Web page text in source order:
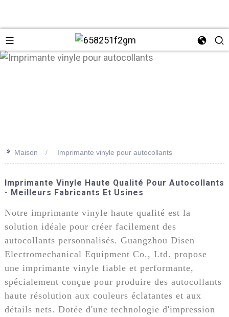
>> Maison Imprimante vinyle pour autocollants
Imprimante Vinyle Haute Qualité Pour Autocollants
- Meilleurs Fabricants Et Usines
Notre imprimante vinyle haute qualité est la
solution idéale pour créer facilement des
autocollants personnalisés. Guangzhou Disen
Electromechanical Equipment Co., Ltd. propose
une imprimante vinyle fiable et performante,
spécialement conçue pour produire des autocollants
haute résolution aux couleurs éclatantes et aux
détails nets. Dotée d'une technologie d'impression